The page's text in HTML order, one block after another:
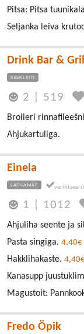
Pitsa: Pitsa
Seljanka leiva
Drink Bar & Grill
KESKLINN
2 519
Broileri
Ahjukartuliga.
Einela
LASNAMÄE
1 1012
Ahjuliha seente ja
Pasta singiga. 4,40€
Hakklihakaste.
Kanasupp
Magustoit:
Fredo Öpik